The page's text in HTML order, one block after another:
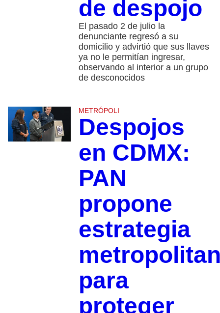
de despojo
El pasado 2 de julio la
denunciante regresó a su
domicilio y advirtió que sus llaves
ya no le permitían ingresar,
observando al interior a un grupo
de desconocidos
METRÓPOLI
Despojos
en CDMX:
PAN
propone
estrategia
para
proteger